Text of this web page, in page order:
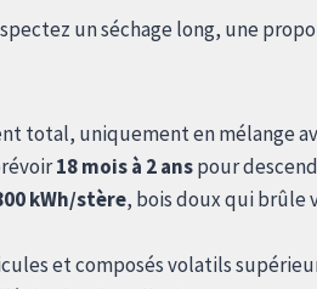
un séchage long, une
total, uniquement en mélange
18 mois à 2 anspour
kWh/stère, bois doux qui brûle
et composés volatils